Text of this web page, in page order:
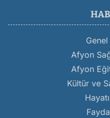
Afyon
Afyon
Kültür ve